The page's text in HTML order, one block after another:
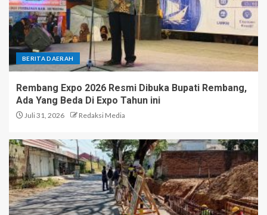
BERITA DAERAH
Rembang Expo 2026 Resmi Dibuka Bupati Rembang,
Ada Yang Beda Di Expo Tahun ini
Juli 31, 2026 Redaksi Media